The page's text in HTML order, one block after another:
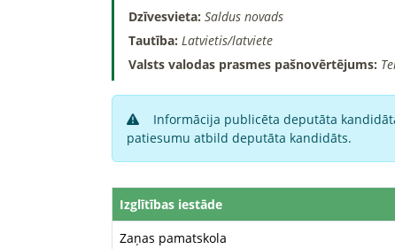
Dzīvesvieta: Saldus novads
Tautība: Latvietis/latviete
Valsts valodas prasmes pašnovērtējums:
Informācija publicēta deputāta
patiesumu atbild deputāta kandidāts.
Izglītības iestāde
Zaņas pamatskola